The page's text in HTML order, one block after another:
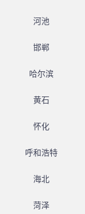
河池
邯郸
哈尔滨
黄石
怀化
呼和浩特
海北
菏泽